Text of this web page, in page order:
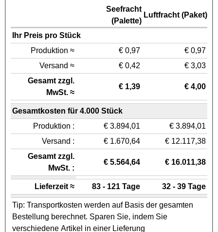
Seefracht
(Palette)
Luftfracht (Paket)
Ihr Preis pro Stück
Produktion ≈
€ 0,97
€ 0,97
Versand ≈
€ 0,42
€ 3,03
Gesamt zzgl.
MwSt. ≈
€ 1,39 € 4,00
Gesamtkosten für 4.000 Stück
Produktion :
€ 3.894,01
€ 3.894,01
Versand :
€ 1.670,64
€ 12.117,38
Gesamt zzgl.
MwSt. :
€ 5.564,64 € 16.011,38
Lieferzeit ≈ 83 - 121 Tage 32 - 39 Tage
Tip: Transportkosten werden auf Basis der gesamten
Bestellung berechnet. Sparen Sie, indem Sie
verschiedene Artikel in einer Lieferung